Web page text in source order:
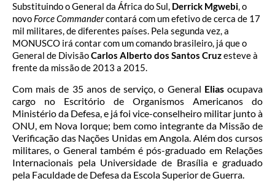
Substituindo o General da África do Sul, Derrick Mgwebi, o
novo ForceCommandercontará com um efetivo de cerca de 17
mil militares, de diferentes países. Pela segunda vez, a
MONUSCO irá contar com um comando brasileiro, já que o
General de DivisãoCarlos Alberto dos Santos Cruzesteve à
frente da missão de 2013 a 2015.
Com mais de 35 anos de serviço, o General Eliasocupava
cargo no Escritório de Organismos Americanos do
Ministério da Defesa, e já foi vice-conselheiro militar junto à
ONU, em Nova Iorque; bem como integrante da Missão de
Verificação das Nações Unidas em Angola. Além dos cursos
militares, o General também é pós-graduado em Relações
Internacionais pela Universidade de Brasília e graduado
pela Faculdade de Defesa da Escola Superior de Guerra.